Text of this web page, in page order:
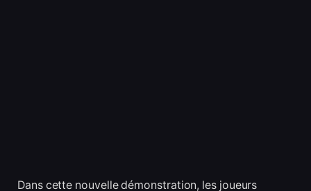
Dans cette nouvelle démonstration, les joueurs